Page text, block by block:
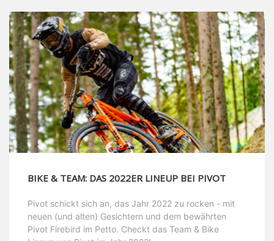
BIKE & TEAM: DAS 2022ER LINEUP BEI PIVOT
Pivot schickt sich an, das Jahr 2022 zu rocken - mit
neuen (und alten) Gesichtern und dem bewährten
Pivot Firebird im Petto. Checkt das Team & Bike